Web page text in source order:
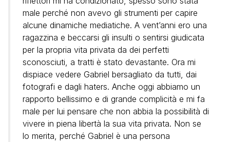
male perché non avevo gli strumenti per capire
alcune dinamiche mediatiche. A vent’anni ero una
ragazzina e beccarsi gli insulti o sentirsi giudicata
per la propria vita privata da dei perfetti
sconosciuti, a tratti è stato devastante. Ora mi
dispiace vedere Gabriel bersagliato da tutti, dai
fotografi e dagli haters. Anche oggi abbiamo un
rapporto bellissimo e di grande complicità e mi fa
male per lui pensare che non abbia la possibilità di
vivere in piena libertà la sua vita privata. Non se
lo merita, perché Gabriel è una persona